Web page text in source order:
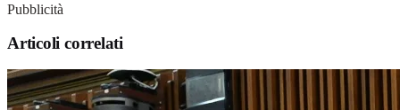
Pubblicità
Articoli correlati